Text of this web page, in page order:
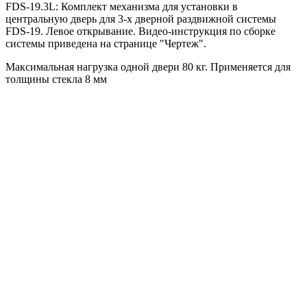
FDS-19.3L: Комплект механизма для установки в
центральную дверь для 3-х дверной раздвижной системы
FDS-19. Левое открывание. Видео-инструкция по сборке
системы приведена на странице "Чертеж".
Максимальная нагрузка одной двери 80 кг. Применяется для
толщины стекла 8 мм